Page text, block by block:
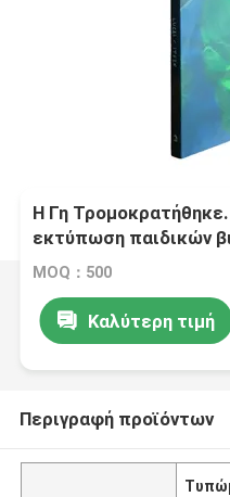
Η Γη
εκτύπωση παιδικών
και ματ
MOQ：500
Καλύτερη τιμή
Περιγραφή προϊόντων